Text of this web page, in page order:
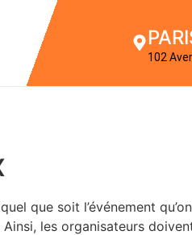
102
que soit l’événement
les organisateurs